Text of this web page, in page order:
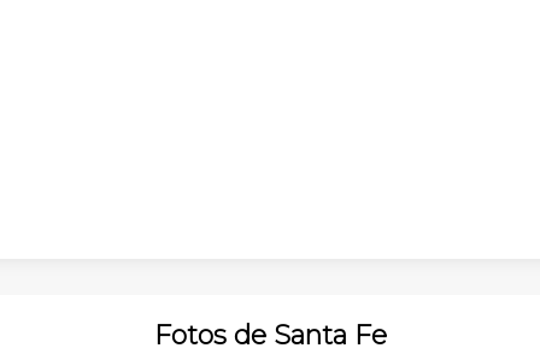
Fotos de Santa Fe